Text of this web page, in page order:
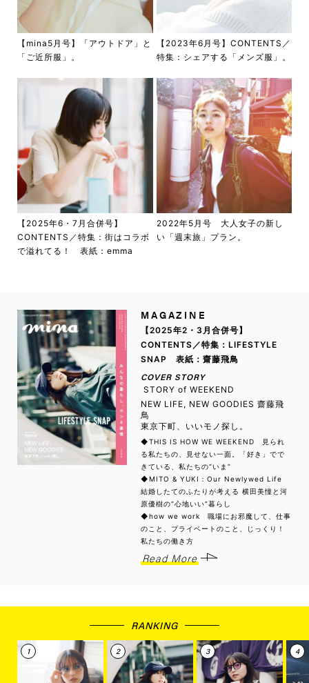
【mina5月号】「アウトドア」と
「ご近所服」。
【2023年6月号】CONTENTS／
特集：シェアする「メンズ服」。
【2025年6・7月合併号】
CONTENTS／特集：街はコラボ
で溢れてる！ 表紙：emma
2022年5月号 大人女子の新し
い「週末旅」プラン。
MAGAZINE
【2025年2・3月合併号】
CONTENTS／特集：LIFESTYLE
SNAP 表紙：齋藤飛鳥
COVER STORY
STORY of WEEKEND
NEW LIFE, NEW GOODIES 齋藤飛
鳥
東京下町、いいモノ探し。
◆THIS IS HOW WE WEEKEND 見られ
る私たちの、見せない一面。「好き」でで
きている、私たちの“いま”
◆MITO & YUKI：Our Newlywed Life
結婚したてのふたりが考える 横田美憧と河
原優樹の“心地いい”暮らし
◆how we work 職場にお邪魔して、仕事
のこと、プライベートのこと、じっくり！
私たちの働き方
Read More
RANKING